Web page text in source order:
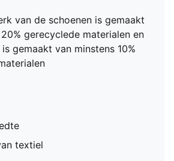
van de schoenen is gemaakt
gerecyclede materialen en
gemaakt van minstens 10%
textiel